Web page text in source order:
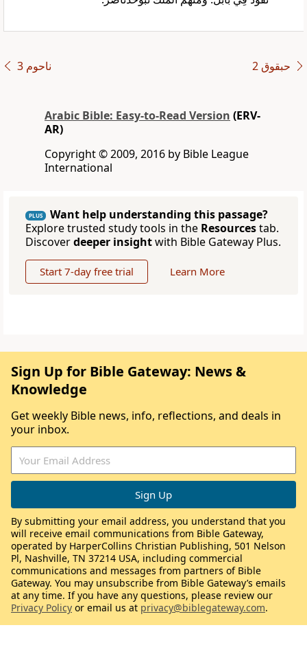
ﻧﺎﺣﻮﻡ 3 ﺣﺒﻘﻮﻕ 2
Arabic Bible: Easy-to-Read Version (ERV-
AR)
Copyright © 2009, 2016 by Bible League
International
PLUS
Want help understanding this passage?
Explore trusted study tools in the Resourcestab.
Discoverdeeper insightwith Bible Gateway Plus.
Start 7-day free trial Learn More
Sign Up for Bible Gateway: News &
Knowledge
Get weekly Bible news, info, reflections, and deals in
your inbox.
By submitting your email address, you understand that you
will receive email communications from Bible Gateway,
operated by HarperCollins Christian Publishing, 501 Nelson
Pl, Nashville, TN 37214 USA, including commercial
communications and messages from partners of Bible
Gateway. You may unsubscribe from Bible Gateway’s emails
at any time. If you have any questions, please review our
Privacy Policy or email us at privacy@biblegateway.com.